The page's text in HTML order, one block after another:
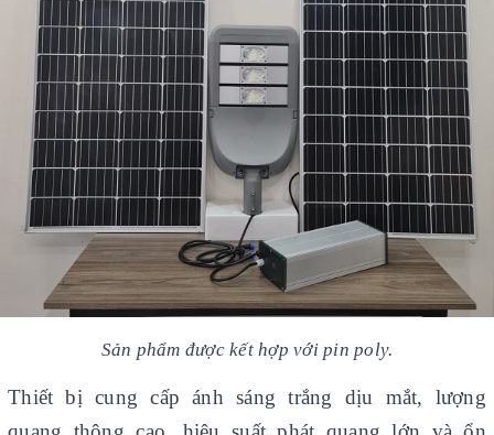
Sản phẩm được kết hợp với pin poly.
Thiết bị cung cấp ánh sáng trắng dịu mắt, lượng